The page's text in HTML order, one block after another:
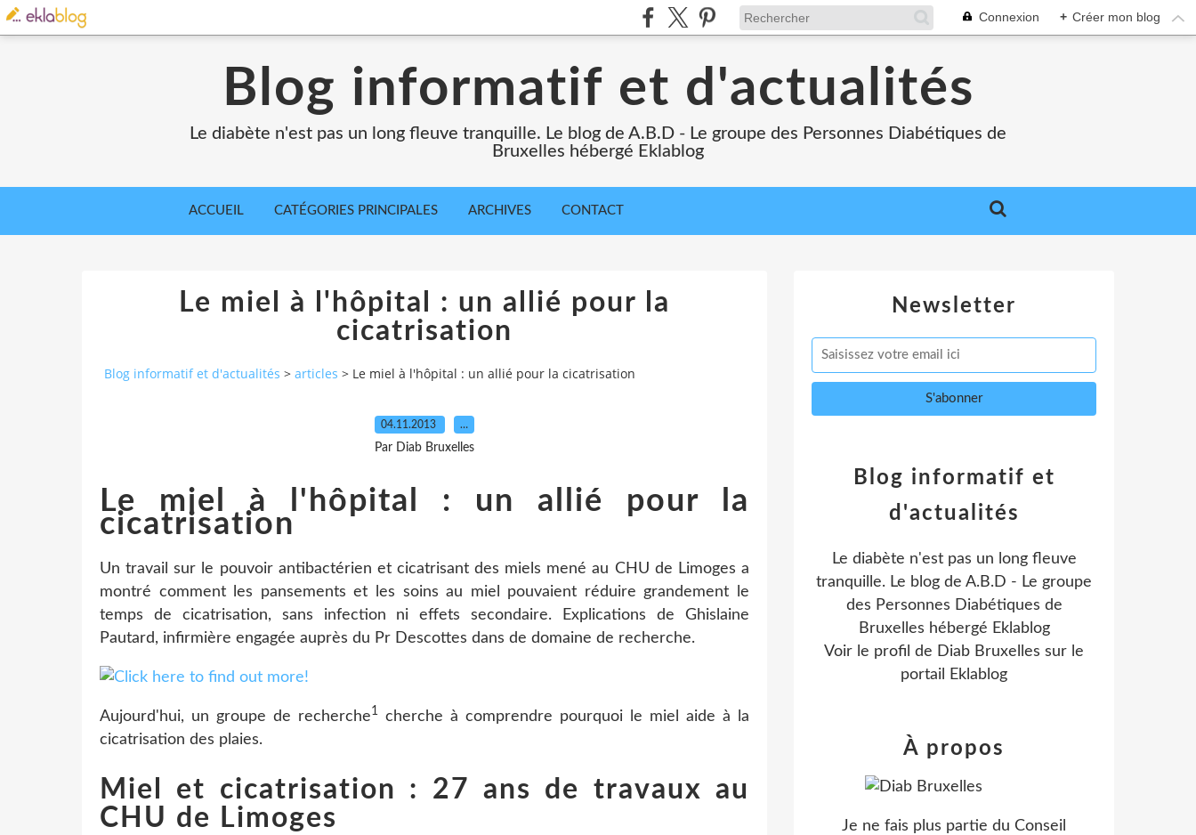
Connexion + Créer mon blog
Blog informatif et d'actualités
Le diabète n'est pas un long fleuve tranquille. Le blog de A.B.D - Le groupe des Personnes Diabétiques de
Bruxelles hébergé Eklablog
ACCUEIL CATÉGORIES PRINCIPALES ARCHIVES CONTACT
Le miel à l'hôpital : un allié pour la
cicatrisation
Blog informatif et d'actualités > articles > Le miel à l'hôpital : un allié pour la cicatrisation
04.11.2013 …
Par Diab Bruxelles
Le miel à l'hôpital : un allié pour la
cicatrisation
Un travail sur le pouvoir antibactérien et cicatrisant des miels mené au CHU de Limoges a
montré comment les pansements et les soins au miel pouvaient réduire grandement le
temps de cicatrisation, sans infection ni effets secondaire. Explications de Ghislaine
Pautard, infirmière engagée auprès du Pr Descottes dans de domaine de recherche.
Aujourd'hui, un groupe de recherche1 cherche à comprendre pourquoi le miel aide à la
cicatrisation des plaies.
Miel et cicatrisation : 27 ans de travaux au
CHU de Limoges
Newsletter
Blog informatif et
d'actualités
Le diabète n'est pas un long fleuve
tranquille. Le blog de A.B.D - Le groupe
des Personnes Diabétiques de
Bruxelles hébergé Eklablog
Voir le profil de Diab Bruxelles sur le
portail Eklablog
À propos
Je ne fais plus partie du Conseil